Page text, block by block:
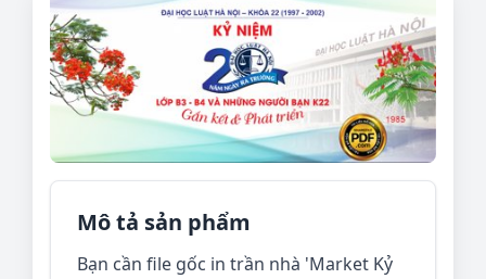
Mô tả sản phẩm
Bạn cần file gốc in trần nhà 'Market Kỷ